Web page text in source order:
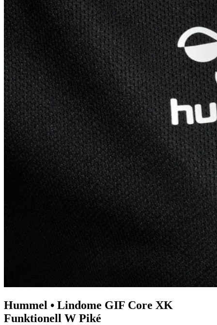
Hummel • Lindome GIF Core XK
Funktionell W Piké